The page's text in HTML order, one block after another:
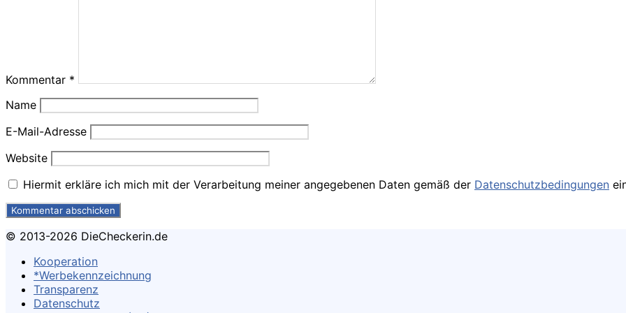
Kommentar *
Name
E-Mail-Adresse
Website
Hiermit erkläre ich mich mit der Verarbeitung meiner angegebenen Daten gemäß der Datenschutzbedingungen
© 2013-2026 DieCheckerin.de
Kooperation
*Werbekennzeichnung
Transparenz
Datenschutz